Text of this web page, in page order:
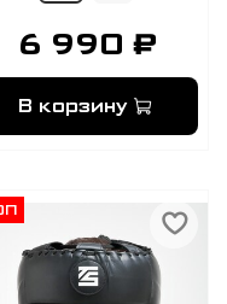
6 990 ₽
В корзину